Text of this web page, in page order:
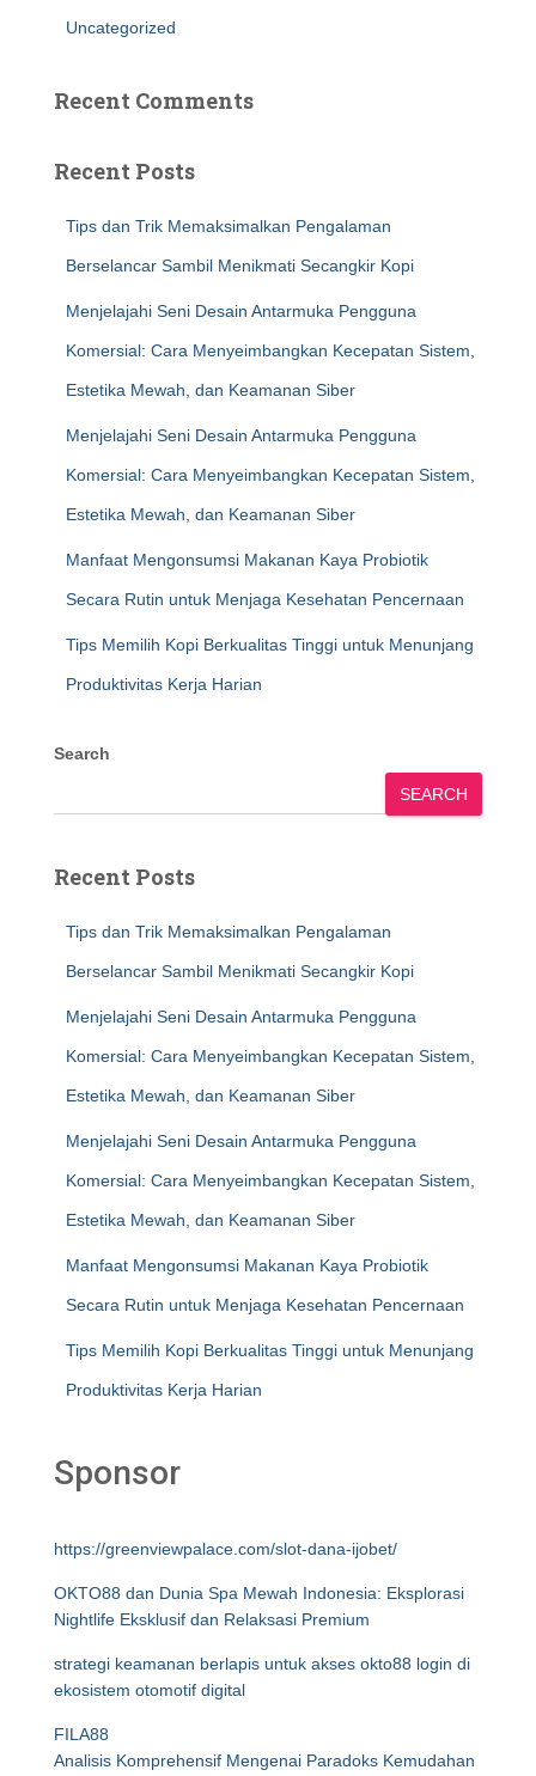
Uncategorized
Recent Comments
Recent Posts
Tips dan Trik Memaksimalkan Pengalaman
Berselancar Sambil Menikmati Secangkir Kopi
Menjelajahi Seni Desain Antarmuka Pengguna
Komersial: Cara Menyeimbangkan Kecepatan Sistem,
Estetika Mewah, dan Keamanan Siber
Menjelajahi Seni Desain Antarmuka Pengguna
Komersial: Cara Menyeimbangkan Kecepatan Sistem,
Estetika Mewah, dan Keamanan Siber
Manfaat Mengonsumsi Makanan Kaya Probiotik
Secara Rutin untuk Menjaga Kesehatan Pencernaan
Tips Memilih Kopi Berkualitas Tinggi untuk Menunjang
Produktivitas Kerja Harian
Search
SEARCH
Recent Posts
Tips dan Trik Memaksimalkan Pengalaman
Berselancar Sambil Menikmati Secangkir Kopi
Menjelajahi Seni Desain Antarmuka Pengguna
Komersial: Cara Menyeimbangkan Kecepatan Sistem,
Estetika Mewah, dan Keamanan Siber
Menjelajahi Seni Desain Antarmuka Pengguna
Komersial: Cara Menyeimbangkan Kecepatan Sistem,
Estetika Mewah, dan Keamanan Siber
Manfaat Mengonsumsi Makanan Kaya Probiotik
Secara Rutin untuk Menjaga Kesehatan Pencernaan
Tips Memilih Kopi Berkualitas Tinggi untuk Menunjang
Produktivitas Kerja Harian
Sponsor
https://greenviewpalace.com/slot-dana-ijobet/
OKTO88 dan Dunia Spa Mewah Indonesia: Eksplorasi
Nightlife Eksklusif dan Relaksasi Premium
strategi keamanan berlapis untuk akses okto88 login di
ekosistem otomotif digital
FILA88
Analisis Komprehensif Mengenai Paradoks Kemudahan